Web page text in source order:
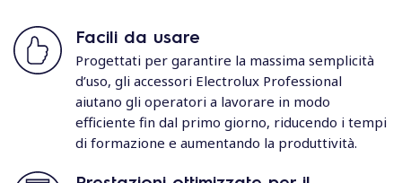
Facili da usare
Progettati per garantire la massima semplicità
d’uso, gli accessori Electrolux Professional
aiutano gli operatori a lavorare in modo
efficiente fin dal primo giorno, riducendo i tempi
di formazione e aumentando la produttività.